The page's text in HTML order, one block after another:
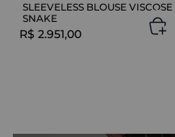
SLEEVELESS BLOUSE VISCOSE
SNAKE
R$ 2.951,00